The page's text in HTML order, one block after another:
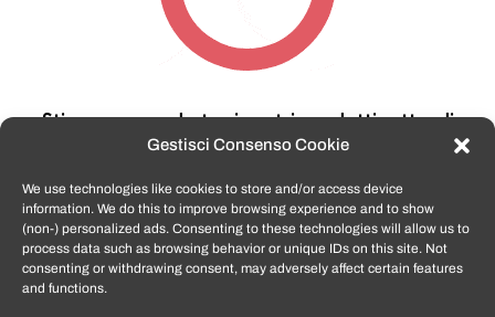
Gestisci Consenso Cookie
We use technologies like cookies to store and/or access device
information. We do this to improve browsing experience and to show
(non-) personalized ads. Consenting to these technologies will allow us to
process data such as browsing behavior or unique IDs on this site. Not
consenting or withdrawing consent, may adversely affect certain features
and functions.
Stiamo cercando tra i nostri prodotti, attendi
qualche secondo…
TomatoSmartphone.itè lo shop n.1 in italia per
smartphone ricondizionati garantiti e certificati
di tutte le marche,APPLE, SAMSUNG, HUAWEI,
ONEPLUS, XIAOMI e tanto altro